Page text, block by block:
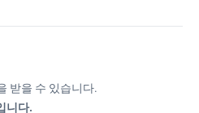
받을 수 있습니다.
니다.